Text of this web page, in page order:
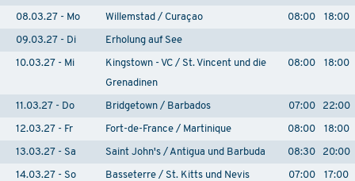
08.03.27 - Mo Willemstad / Curaçao 08:00 18:00
09.03.27 - Di Erholung auf See
10.03.27 - Mi
Kingstown - VC / St. Vincent und die
Grenadinen
08:00 18:00
11.03.27 - Do Bridgetown / Barbados 07:00 22:00
12.03.27 - Fr Fort-de-France / Martinique 08:00 18:00
13.03.27 - Sa Saint John's / Antigua und Barbuda 08:30 20:00
14.03.27 - So Basseterre / St. Kitts und Nevis 07:00 17:00